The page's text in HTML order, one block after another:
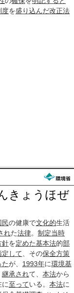
度を盛り込んだ改正法
きょうほぜ
民の健康で文化的生活
れた法律。 制定当時
針を定めた基本法的部
定して 、その保全方策
たが、 1993年に環境基
継承されて、 本法から
に至っている。 本法に